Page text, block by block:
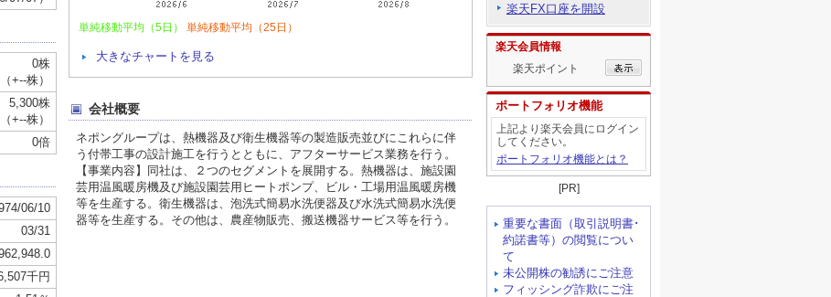
楽天FX口座を開設
楽天会員情報
楽天ポイント
ポートフォリオ機能
上記より楽天会員にログイン
してください。
ポートフォリオ機能とは？
[PR]
重要な書面（取引説明書･
約諾書等）の閲覧につい
て
未公開株の勧誘にご注意
フィッシング詐欺にご注